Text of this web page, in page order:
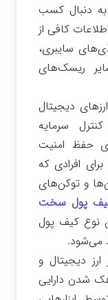
دنبال کسب
کافی از
سایبری،
ریسک‌های
دیجیتال
سرمایه
حفظ امنیت
افرادی که
و توکن‌های
پول سخت
نوع کیف پول
می‌شود.
دیجیتال و
شدن دارایی